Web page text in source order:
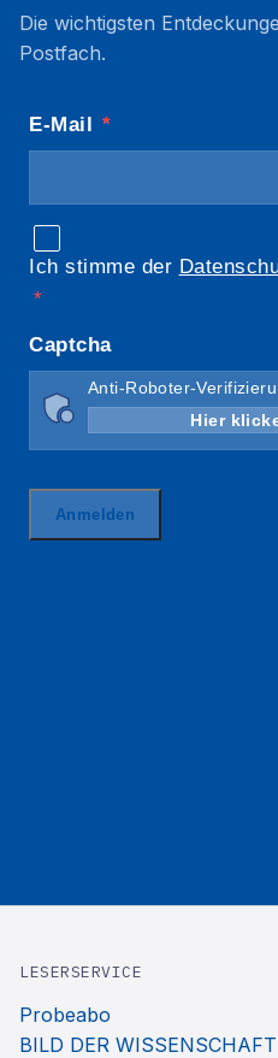
Die wichtigsten
Postfach.
LESERSERVICE
Probeabo
BILD DER